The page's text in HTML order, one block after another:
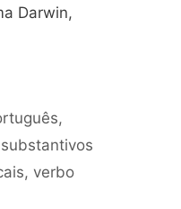
Darwin,
,
substantivos
, verbo